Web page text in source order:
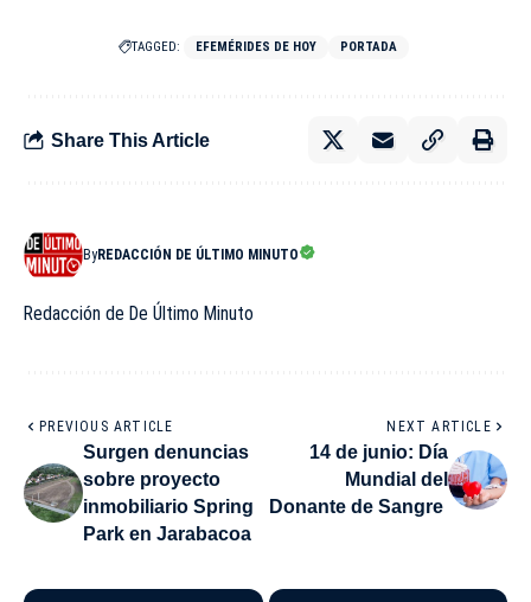
TAGGED: EFEMÉRIDES DE HOY PORTADA
Share This Article
ByREDACCIÓN DE ÚLTIMO MINUTO
Redacción de De Último Minuto
PREVIOUS ARTICLE
Surgen denuncias
sobre proyecto
inmobiliario Spring
Park en Jarabacoa
NEXT ARTICLE
14 de junio: Día
Mundial del
Donante de Sangre